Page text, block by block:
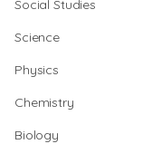
Social Studies
Science
Physics
Chemistry
Biology